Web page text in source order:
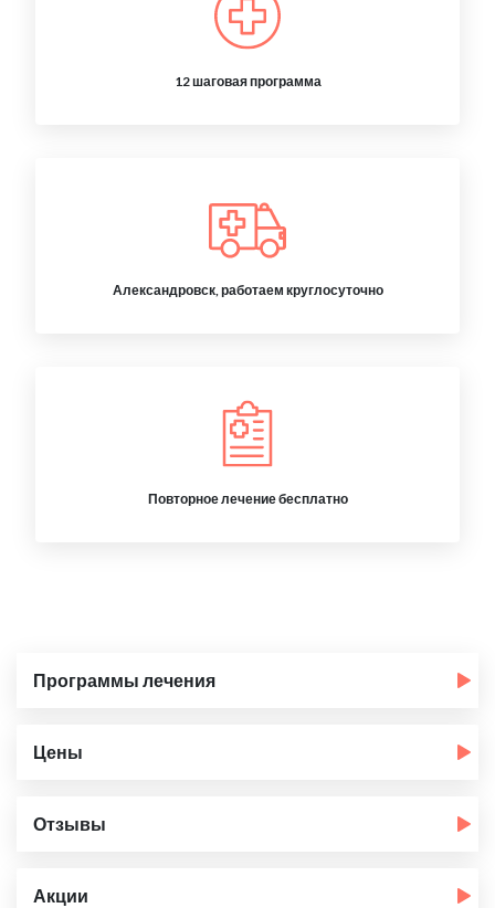
12 шаговая программа
Александровск, работаем круглосуточно
Повторное лечение бесплатно
Программы лечения
Цены
Отзывы
Акции